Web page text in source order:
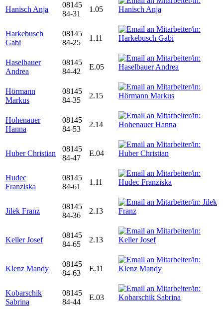
Hanisch Anja
08145
84-31
1.05
Harkebusch
Gabi
08145
84-25
1.11
Haselbauer
Andrea
08145
84-42
E.05
Hörmann
Markus
08145
84-35
2.15
Hohenauer
Hanna
08145
84-53
2.14
Huber Christian
08145
84-47
E.04
Hudec
Franziska
08145
84-61
1.11
Jilek Franz
08145
84-36
2.13
Keller Josef
08145
84-65
2.13
Klenz Mandy
08145
84-63
E.11
Kobarschik
Sabrina
08145
84-44
E.03